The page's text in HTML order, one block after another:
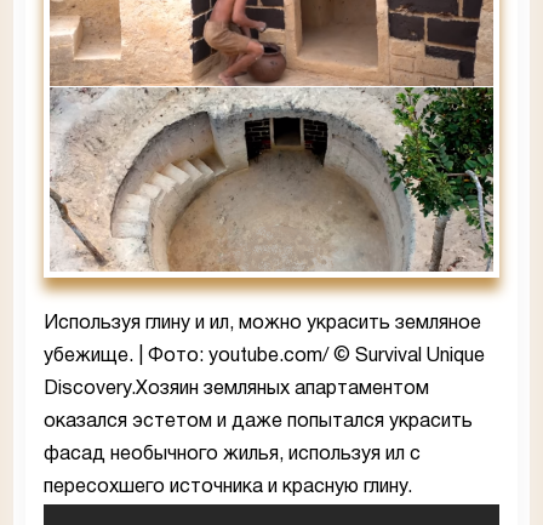
Используя глину и ил, можно украсить земляное
убежище. | Фото: youtube.com/ © Survival Unique
Discovery.Хозяин земляных апартаментом
оказался эстетом и даже попытался украсить
фасад необычного жилья, используя ил с
пересохшего источника и красную глину.